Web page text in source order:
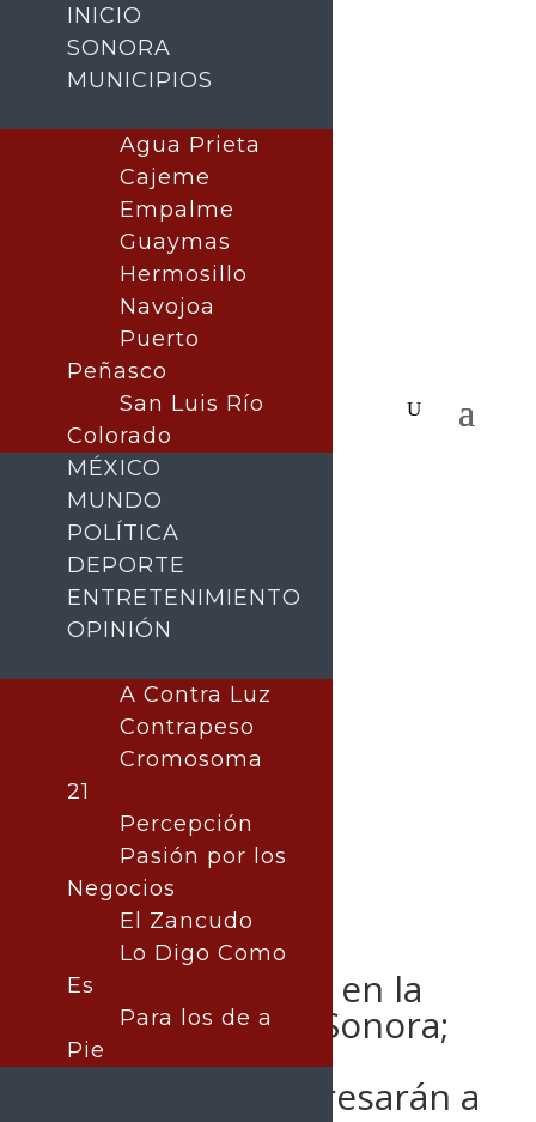
Buscar
Concluye huelga en la
Universidad de Sonora;
más de 40 mil
estudiantes regresarán a
INICIO
SONORA
MUNICIPIOS
Agua Prieta
Cajeme
Empalme
Guaymas
Hermosillo
Navojoa
Puerto
Peñasco
San Luis Río
Colorado
MÉXICO
MUNDO
POLÍTICA
DEPORTE
ENTRETENIMIENTO
OPINIÓN
A Contra Luz
Contrapeso
Cromosoma
21
Percepción
Pasión por los
Negocios
El Zancudo
Lo Digo Como
Es
Para los de a
Pie